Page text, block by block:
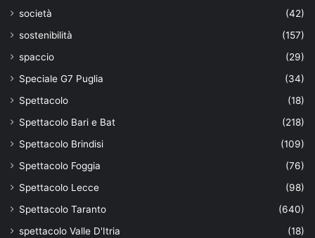
società
(42)
sostenibilità
(157)
spaccio
(29)
Speciale G7 Puglia
(34)
Spettacolo
(18)
Spettacolo Bari e Bat
(218)
Spettacolo Brindisi
(109)
Spettacolo Foggia
(76)
Spettacolo Lecce
(98)
Spettacolo Taranto
(640)
spettacolo Valle D'Itria
(18)